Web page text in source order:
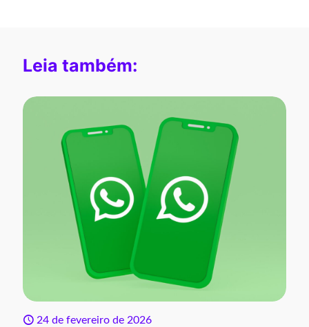
Leia também:
24 de fevereiro de 2026